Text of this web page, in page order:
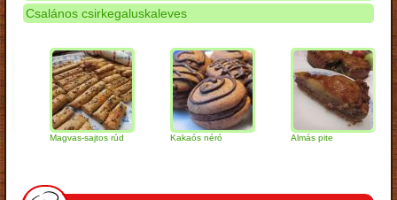
Csalános csirkegaluskaleves
Magvas-sajtos rúd Kakaós néró Almás pite